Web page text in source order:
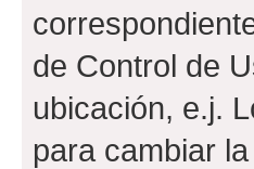
de Control de
ubicación, e.j.
para cambiar